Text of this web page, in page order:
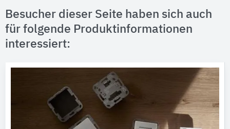
Besucher dieser Seite haben sich auch
für folgende Produktinformationen
interessiert: